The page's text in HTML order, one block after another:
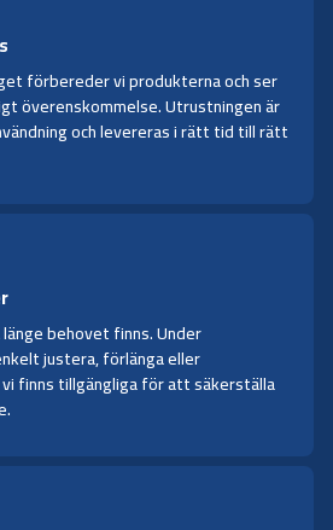
förbereder vi produkterna och ser
överenskommelse. Utrustningen är
och levereras i rätt tid till rätt
behovet finns. Under
justera, förlänga eller
finns tillgängliga för att säkerställa